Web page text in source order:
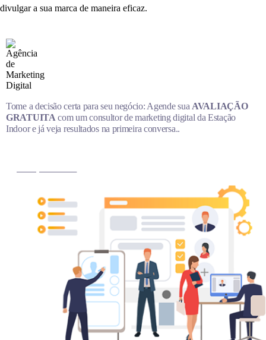
divulgar a sua marca de maneira eficaz.
Tome a decisão certa para seu negócio: Agende sua AVALIAÇÃO
GRATUITA com um consultor de marketing digital da Estação
Indoor e já veja resultados na primeira conversa..